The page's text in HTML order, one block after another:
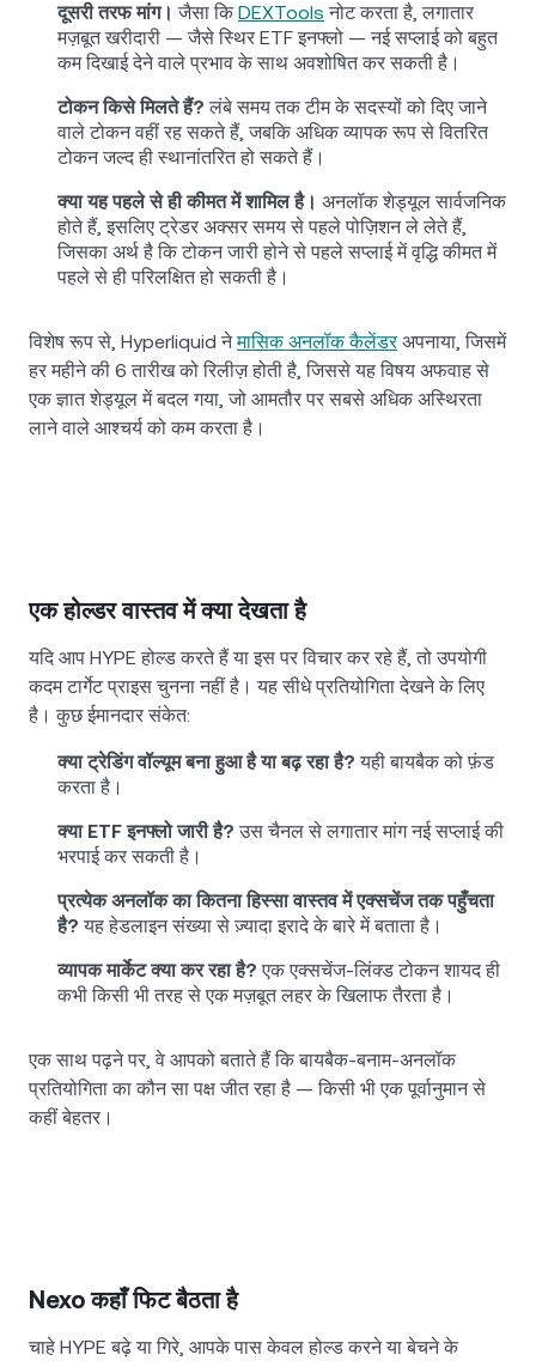
दूसरी तरफ मांग। जैसा कि DEXTools नोट करता है, लगातार
मज़बूत खरीदारी — जैसे स्थिर ETF इनफ्लो — नई सप्लाई को बहुत
कम दिखाई देने वाले प्रभाव के साथ अवशोषित कर सकती है।
टोकन किसे मिलते हैं? लंबे समय तक टीम के सदस्यों को दिए जाने
वाले टोकन वहीं रह सकते हैं, जबकि अधिक व्यापक रूप से वितरित
टोकन जल्द ही स्थानांतरित हो सकते हैं।
क्या यह पहले से ही कीमत में शामिल है। अनलॉक शेड्यूल सार्वजनिक
होते हैं, इसलिए ट्रेडर अक्सर समय से पहले पोज़िशन ले लेते हैं,
जिसका अर्थ है कि टोकन जारी होने से पहले सप्लाई में वृद्धि कीमत में
पहले से ही परिलक्षित हो सकती है।
विशेष रूप से, Hyperliquid नेमासिक अनलॉक कैलेंडरअपनाया, जिसमें
हर महीने की 6 तारीख को रिलीज़ होती है, जिससे यह विषय अफवाह से
एक ज्ञात शेड्यूल में बदल गया, जो आमतौर पर सबसे अधिक अस्थिरता
लाने वाले आश्चर्य को कम करता है।
एक होल्डर वास्तव में क्या देखता है
यदि आप HYPE होल्ड करते हैं या इस पर विचार कर रहे हैं, तो उपयोगी
कदम टार्गेट प्राइस चुनना नहीं है। यह सीधे प्रतियोगिता देखने के लिए
है। कुछ ईमानदार संकेत:
क्या ट्रेडिंग वॉल्यूम बना हुआ है या बढ़ रहा है? यही बायबैक को फ़ंड
करता है।
क्या ETF इनफ्लो जारी है? उस चैनल से लगातार मांग नई सप्लाई की
भरपाई कर सकती है।
प्रत्येक अनलॉक का कितना हिस्सा वास्तव में एक्सचेंज तक पहुँचता
है? यह हेडलाइन संख्या से ज़्यादा इरादे के बारे में बताता है।
व्यापक मार्केट क्या कर रहा है? एक एक्सचेंज-लिंक्ड टोकन शायद ही
कभी किसी भी तरह से एक मज़बूत लहर के खिलाफ तैरता है।
एक साथ पढ़ने पर, वे आपको बताते हैं कि बायबैक-बनाम-अनलॉक
प्रतियोगिता का कौन सा पक्ष जीत रहा है — किसी भी एक पूर्वानुमान से
कहीं बेहतर।
Nexo कहाँ फिट बैठता है
चाहे HYPE बढ़े या गिरे, आपके पास केवल होल्ड करने या बेचने के